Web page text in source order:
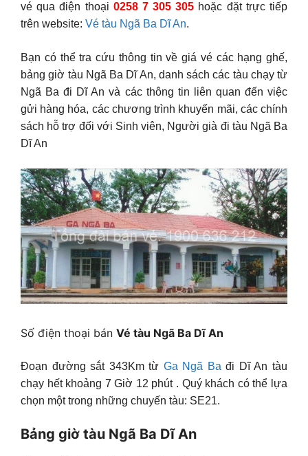
vé qua điện thoại 0258 7 305 305 hoặc đặt trực tiếp
trên website: Vé tàu Ngã Ba Dĩ An.
Bạn có thể tra cứu thông tin về giá vé các hạng ghế,
bảng giờ tàu Ngã Ba Dĩ An, danh sách các tàu chạy từ
Ngã Ba đi Dĩ An và các thông tin liên quan đến việc
gửi hàng hóa, các chương trình khuyến mãi, các chính
sách hỗ trợ đối với Sinh viên, Người già đi tàu Ngã Ba
Dĩ An
Số điện thoại bán Vé tàu Ngã Ba Dĩ An
Đoạn đường sắt 343Km từ Ga Ngã Ba đi Dĩ An tàu
chạy hết khoảng 7 Giờ 12 phút . Quý khách có thể lựa
chọn một trong những chuyến tàu: SE21.
Bảng giờ tàu Ngã Ba Dĩ An